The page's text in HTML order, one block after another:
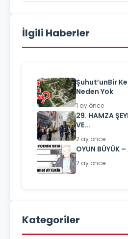
İlgili Haberler
Şuhut’unBir
Neden Yok
1 ay önce
29. HAMZA
VE...
2 ay önce
OYUN BÜYÜK
2 ay önce
Kategoriler